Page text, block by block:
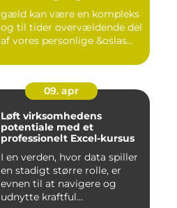
gæld kan være en kompleks
og til tider overvældende del
af vores personlige &oslas...
09. apr
Løft virksomhedens
potentiale med et
professionelt Excel-kursus
I en verden, hvor data spiller
en stadigt større rolle, er
evnen til at navigere og
udnytte kraftful...